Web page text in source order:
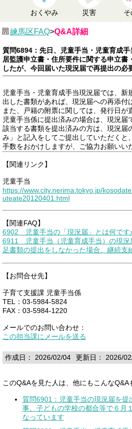
おくやみ 災害
練馬区FAQ>Q&A詳細
質問6894：先日、児童手当・児童育成
居監護申立書・住所要件に関する申立書
したが、今回届いた現況届で再提出の必
児童手当・児童育成手当現況届では、新
出した書類があれば、現況届への再添付
また、戸籍の附票に関しては、発行日が
児童手当係に提出済みの場合は、現況届
該当する書類を提出済みの方は、現況届
み」と記入をしてご提出していただくと
手数をおかけしますが、ご協力お願いい
【関連リンク】
児童手当
https://www.city.nerima.tokyo.jp/
uteate20120401.html
【関連FAQ】
6902 児童手当の「現況届」とは何です
6911 児童手当（児童育成手当）の現況
足書類の提出をしなかった場合、継続支
【お問合せ先】
子育て支援課 児童手当係
TEL：03-5984-5824
FAX：03-5984-1220
メールでのお問い合わせ：
この担当課にメールを送る
作成日： 2026/02/04 更新日： 2026/
このQ&Aを見た人は、他にもこんなQ&A
質問6901：児童手当の現況届を
事、子どもの学校の都合等で６月
なっています